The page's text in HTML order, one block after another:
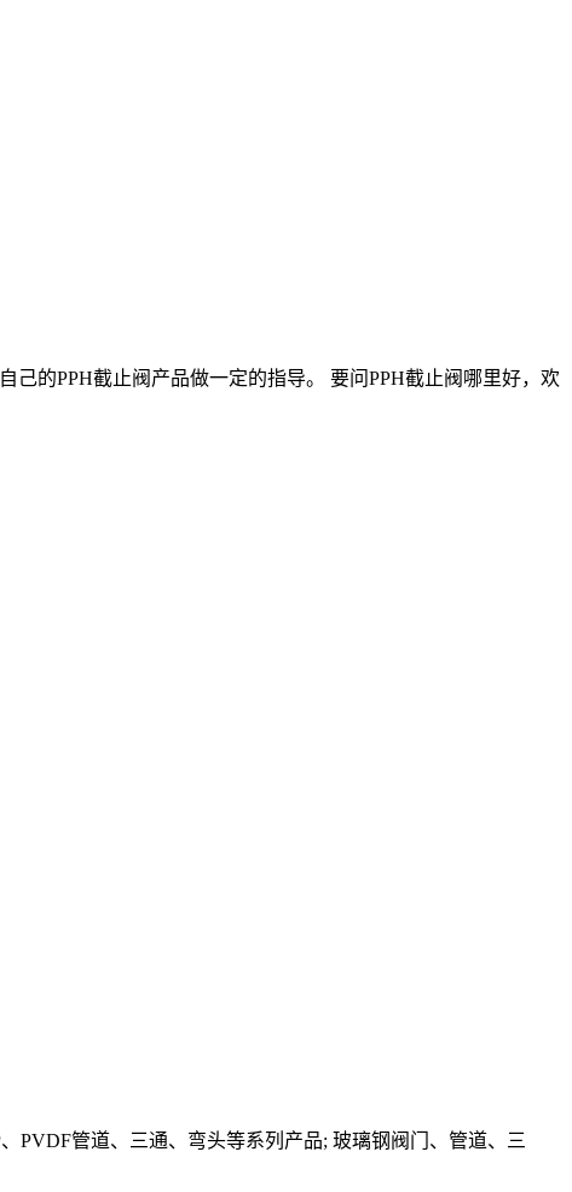
的PPH截止阀产品做一定的指导。 要问PPH截止阀哪里好，欢
PVDF管道、三通、弯头等系列产品; 玻璃钢阀门、管道、三